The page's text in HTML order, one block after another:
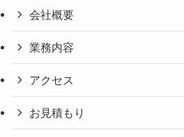
会社概要
業務内容
アクセス
お見積もり